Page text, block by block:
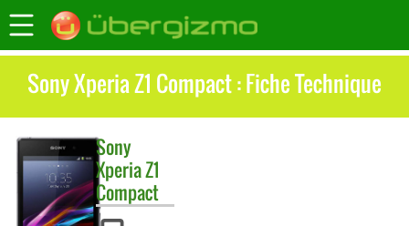
Sony Xperia Z1 Compact : Fiche Technique
Sony
Xperia Z1
Compact